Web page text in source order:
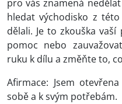
pro vás znamená
hledat východisko z
dělali. Je to zkouška
pomoc nebo
ruku k dílu a změňte to,
Afirmace: Jsem
sobě a k svým potřebám.